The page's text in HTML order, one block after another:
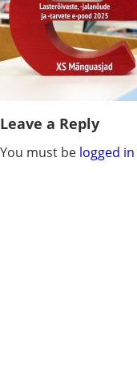
Leave a Reply
You must be logged in